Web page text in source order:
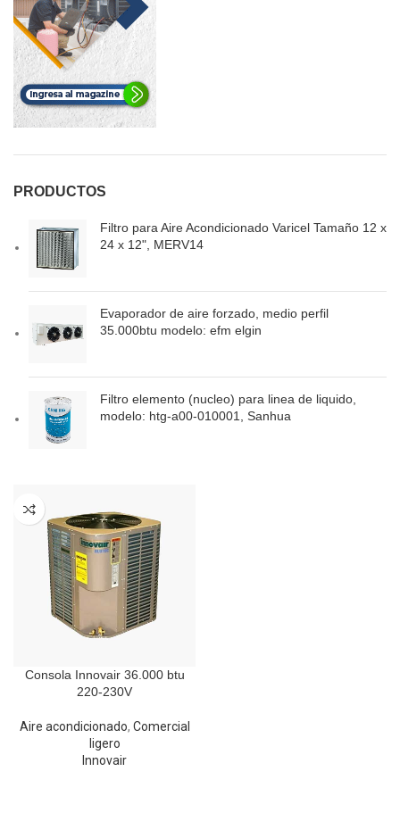
PRODUCTOS
Filtro para Aire Acondicionado Varicel Tamaño 12 x
24 x 12", MERV14
Evaporador de aire forzado, medio perfil
35.000btu modelo: efm elgin
Filtro elemento (nucleo) para linea de liquido,
modelo: htg-a00-010001, Sanhua
Consola Innovair 36.000 btu
220-230V
Aire acondicionado, Comercial
ligero
Innovair